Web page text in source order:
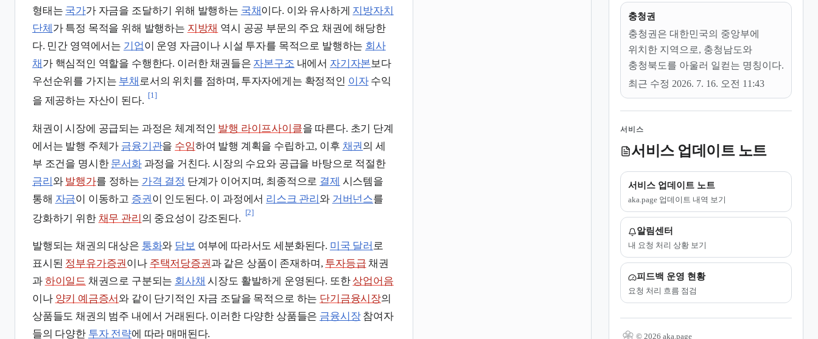
형태는 국가가 자금을 조달하기 위해 발행하는 국채이다. 이와 유사하게 지방자치
단체 가 특정 목적을 위해 발행하는 지방채 역시 공공 부문의 주요 채권에 해당한
다. 민간 영역에서는 기업이 운영 자금이나 시설 투자를 목적으로 발행하는 회사
채 가 핵심적인 역할을 수행한다. 이러한 채권들은 자본구조 내에서 자기자본보다
우선순위를 가지는 부채 로서의 위치를 점하며, 투자자에게는 확정적인 이자수익
을 제공하는 자산이 된다.
[1]
채권이 시장에 공급되는 과정은 체계적인 발행 라이프사이클을 따른다. 초기 단계
에서는 발행 주체가 금융기관을 수임하여 발행 계획을 수립하고, 이후 채권 의 세
부 조건을 명시한 문서화과정을 거친다. 시장의 수요와 공급을 바탕으로 적절한
금리 와 발행가를 정하는 가격 결정 단계가 이어지며, 최종적으로 결제 시스템을
통해 자금이 이동하고 증권 이 인도된다. 이 과정에서 리스크 관리 와 거버넌스를
강화하기 위한 채무 관리 의 중요성이 강조된다.
[2]
발행되는 채권의 대상은 통화와 담보 여부에 따라서도 세분화된다. 미국 달러 로
표시된 정부유가증권 이나 주택저당증권 과 같은 상품이 존재하며, 투자등급 채권
과 하이일드 채권으로 구분되는 회사채 시장도 활발하게 운영된다. 또한 상업어음
이나 양키 예금증서 와 같이 단기적인 자금 조달을 목적으로 하는 단기금융시장의
상품들도 채권의 범주 내에서 거래된다. 이러한 다양한 상품들은 금융시장참여자
들의 다양한 투자 전략에 따라 매매된다.
충청권
충청권은 대한민국의 중앙부에
위치한 지역으로, 충청남도와
충청북도를 아울러 일컫는 명칭이다.
최근 수정 2026. 7. 16. 오전 11:43
서비스
서비스 업데이트 노트
서비스 업데이트 노트
aka.page 업데이트 내역 보기
알림센터
내 요청 처리 상황 보기
피드백 운영 현황
요청 처리 흐름 점검
© 2026 aka.page